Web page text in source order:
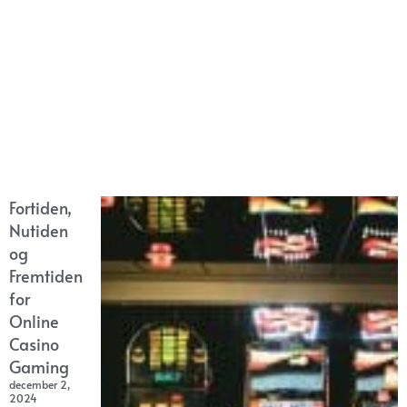
Fortiden,
Nutiden
og
Fremtiden
for
Online
Casino
Gaming
december 2,
2024